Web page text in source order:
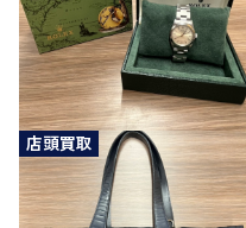
店頭買取